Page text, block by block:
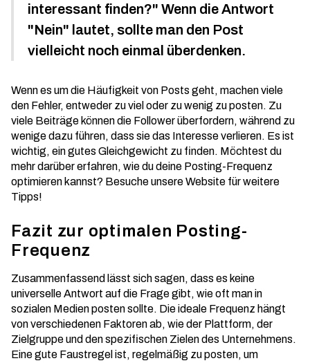
interessant finden?" Wenn die Antwort
"Nein" lautet, sollte man den Post
vielleicht noch einmal überdenken.
Wenn es um die Häufigkeit von Posts geht, machen viele
den Fehler, entweder zu viel oder zu wenig zu posten. Zu
viele Beiträge können die Follower überfordern, während zu
wenige dazu führen, dass sie das Interesse verlieren. Es ist
wichtig, ein gutes Gleichgewicht zu finden. Möchtest du
mehr darüber erfahren, wie du deine Posting-Frequenz
optimieren kannst? Besuche unsere Website für weitere
Tipps!
Fazit zur optimalen Posting-
Frequenz
Zusammenfassend lässt sich sagen, dass es keine
universelle Antwort auf die Frage gibt, wie oft man in
sozialen Medien posten sollte. Die ideale Frequenz hängt
von verschiedenen Faktoren ab, wie der Plattform, der
Zielgruppe und den spezifischen Zielen des Unternehmens.
Eine gute Faustregel ist, regelmäßig zu posten, um